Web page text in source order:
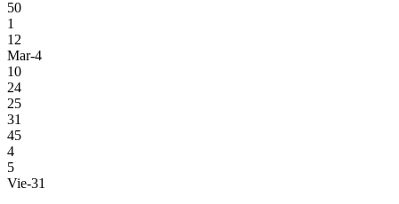
50
1
12
Mar-4
10
24
25
31
45
4
5
Vie-31